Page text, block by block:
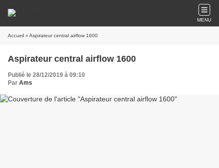
MENU
Accueil » Aspirateur central airflow 1600
Aspirateur central airflow 1600
Publié le 28/12/2019 à 09:10
Par Ams